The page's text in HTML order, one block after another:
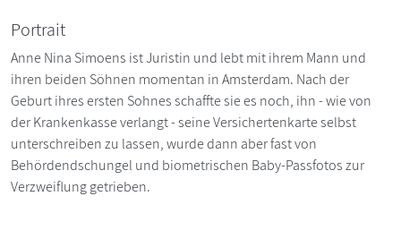
Portrait
Anne Nina Simoens ist Juristin und lebt mit ihrem Mann und
ihren beiden Söhnen momentan in Amsterdam. Nach der
Geburt ihres ersten Sohnes schaffte sie es noch, ihn - wie von
der Krankenkasse verlangt - seine Versichertenkarte selbst
unterschreiben zu lassen, wurde dann aber fast von
Behördendschungel und biometrischen Baby-Passfotos zur
Verzweiflung getrieben.